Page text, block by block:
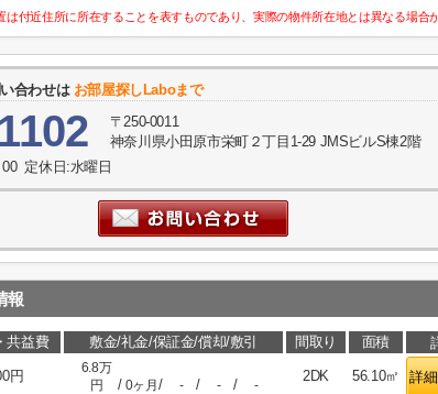
付近住所に所在することを表すものであり、実際の物件所在地とは異なる場合
合わせは お部屋探しLaboまで
〒250-0011
神奈川県小田原市栄町２丁目1-29 JMSビルS棟2階
定休日:水曜日
報
共益費 敷金/礼金/保証金/償却/敷引 間取り 面積
円
6.8万
円
/ 0ヶ月 / - / - / -
2DK 56.10㎡ 詳